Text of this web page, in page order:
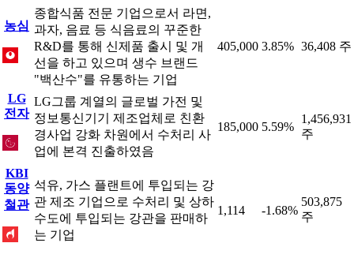
농심
종합식품 전문 기업으로서 라면,
과자, 음료 등 식음료의 꾸준한
R&D를 통해 신제품 출시 및 개
선을 하고 있으며 생수 브랜드
"백산수"를 유통하는 기업
405,000 3.85% 36,408 주
LG
전자
LG그룹 계열의 글로벌 가전 및
정보통신기기 제조업체로 친환
경사업 강화 차원에서 수처리 사
업에 본격 진출하였음
185,000 5.59%
1,456,931
주
KBI
동양
철관
석유, 가스 플랜트에 투입되는 강
관 제조 기업으로 수처리 및 상하
수도에 투입되는 강관을 판매하
는 기업
1,114 -1.68%
503,875
주